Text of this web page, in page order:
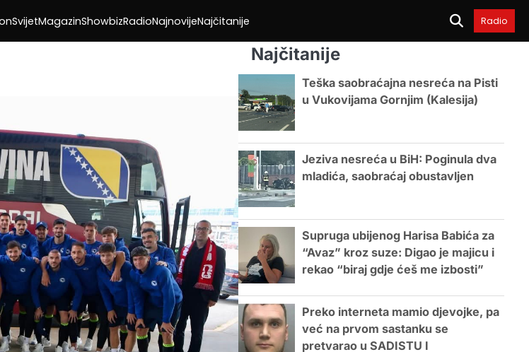
SvijetMagazinShowbizRadioNajnovijeNajčitanije Radio
Najčitanije
Teška saobraćajna nesreća na Pisti
u Vukovijama Gornjim (Kalesija)
Jeziva nesreća u BiH: Poginula dva
mladića, saobraćaj obustavljen
Supruga ubijenog Harisa Babića za
“Avaz” kroz suze: Digao je majicu i
rekao “biraj gdje ćeš me izbosti”
Preko interneta mamio djevojke, pa
već na prvom sastanku se
pretvarao u SADISTU I